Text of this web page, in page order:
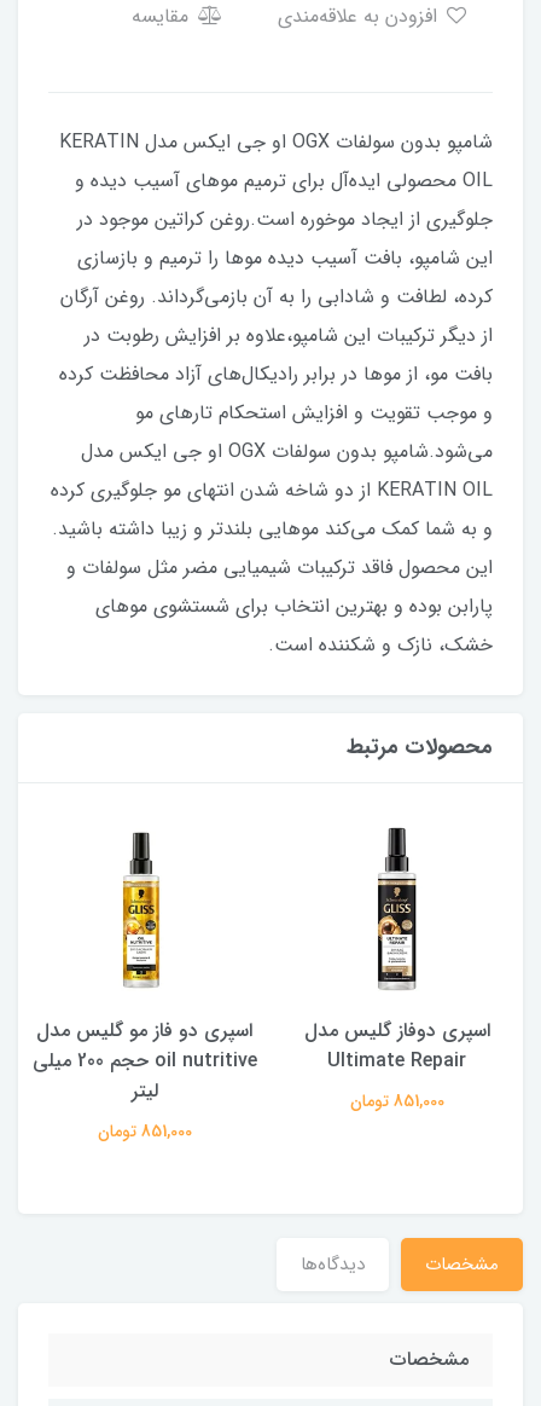
مقایسه
شامپو بدون سولفات OGX او جي ايکس مدل KERATIN
OIL محصولی ایده‌آل برای ترمیم موهای آسیب دیده و
جلوگیری از ایجاد موخوره است.روغن کراتین موجود در
این شامپو، بافت آسیب دیده موها را ترمیم و بازسازی
کرده، لطافت و شادابی را به آن بازمی‌گرداند. روغن آرگان
از دیگر ترکیبات این شامپو،علاوه بر افزایش رطوبت در
بافت مو، از موها در برابر رادیکال‌های آزاد محافظت کرده
و موجب تقویت و افزایش استحکام تارهای مو
می‌شود.شامپو بدون سولفات OGX او جي ايکس مدل
KERATIN OIL از دو شاخه شدن انتهای مو جلوگیری کرده
و به شما کمک می‌کند موهایی بلندتر و زیبا داشته باشید.
این محصول فاقد ترکیبات شیمیایی مضر مثل سولفات و
پارابن بوده و بهترین انتخاب برای شستشوی موهای
خشک، نازک و شکننده است.
محصولات مرتبط
اسپری دوفاز گلیس مدل
Ultimate Repair
851,000 تومان
اسپری دو فاز مو گلیس مدل
oil nutritive حجم 200 میلی
851,000 تومان
مشخصات دیدگاه‌ها
مشخصات